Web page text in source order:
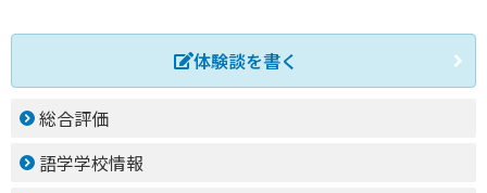
体験談を書く
総合評価
語学学校情報